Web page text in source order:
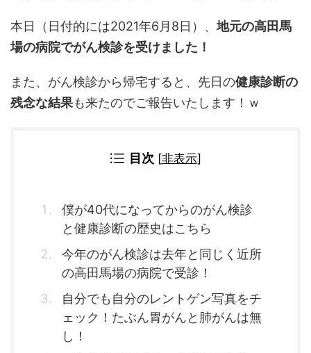
本日（日付的には2021年6月8日）、地元の高田馬
場の病院でがん検診を受けました！
また、がん検診から帰宅すると、先日の健康診断の
残念な結果も来たのでご報告いたします！ｗ
目次 [非表示]
僕が40代になってからのがん検診
と健康診断の歴史はこちら
今年のがん検診は去年と同じく近所
の高田馬場の病院で受診！
自分でも自分のレントゲン写真をチ
ェック！たぶん胃がんと肺がんは無
し！